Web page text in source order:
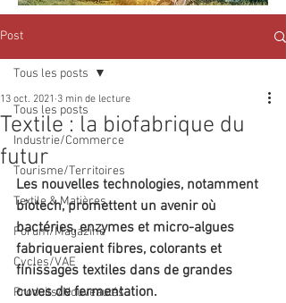
Post
Tous les posts
Industrie/Commerce
Tourisme/Territoires
Textile & Matières
Forum/Magazine
Cycles/VAE
Produits/Nouveautés
Tous les posts
Textile : la biofabrique du
futur
13 oct. 2021 3 min de lecture
Les nouvelles technologies, notamment
biotech, promettent un avenir où
bactéries, enzymes et micro-algues
fabriqueraient fibres, colorants et
finissages textiles dans de grandes
cuves de fermentation.